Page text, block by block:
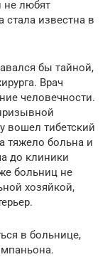
не любят
известна в
бы тайной,
Врач
человечности.
вошел тибетский
тяжело больна и
до клиники
больниц не
хозяйкой,
в больнице,